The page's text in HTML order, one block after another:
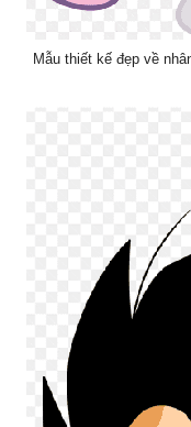
Mẫu thiết kế đẹp về